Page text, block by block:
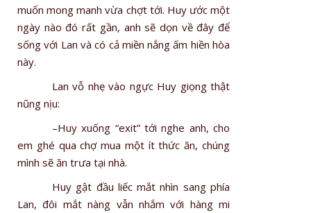
muốn mong manh vừa chợt tới. Huy ước một
ngày nào đó rất gần, anh sẽ dọn về đây để
sống với Lan và có cả miền nắng ấm hiền hòa
này.
Lan vỗ nhẹ vào ngực Huy giọng thật
nũng nịu:
–Huy xuống “exit” tới nghe anh, cho
em ghé qua chợ mua một ít thức ăn, chúng
mình sẽ ăn trưa tại nhà.
Huy gật đầu liếc mắt nhìn sang phía
Lan, đôi mắt nàng vẫn nhắm với hàng mi